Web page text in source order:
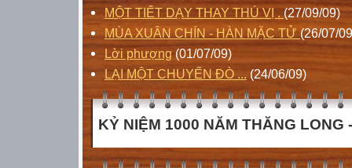
MỘT TIẾT DẠY THAY THÚ VỊ . (27/09/09)
MÙA XUÂN CHÍN - HÀN MẶC TỬ(26/07/
Lời phượng (01/07/09)
LẠI MỘT CHUYẾN ĐÒ ... (24/06/09)
KỶ NIỆM 1000 NĂM THĂNG LONG